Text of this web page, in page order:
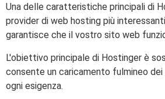
Una delle caratteristiche principali di
provider di web hosting più
garantisce che il vostro sito web
L'obiettivo principale di Hostinger è
consente un caricamento fulmineo
ogni esigenza.